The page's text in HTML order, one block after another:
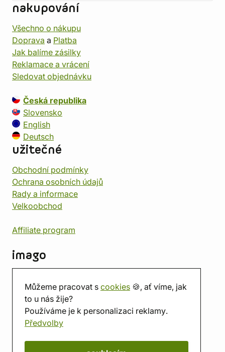
Můžeme pracovat s cookies 🍪, ať víme, jak
to u nás žije?
Používáme je k personalizaci reklamy.
Předvolby
nakupování
Všechno o nákupu
Doprava a Platba
Jak balíme zásilky
Reklamace a vrácení
Sledovat objednávku
Česká republika
Slovensko
English
Deutsch
užitečné
Obchodní podmínky
Ochrana osobních údajů
Rady a informace
Velkoobchod
Affiliate program
imago
Prodejna
Herna
O nás
Hodnocení obchodu